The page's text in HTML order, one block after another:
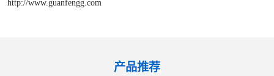
http://www.guanfengg.com
产品推荐